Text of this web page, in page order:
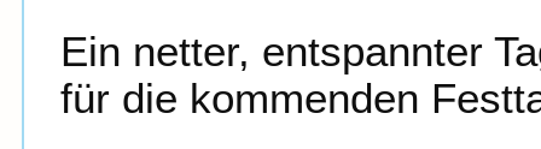
Ein netter, entspannter
für die kommenden